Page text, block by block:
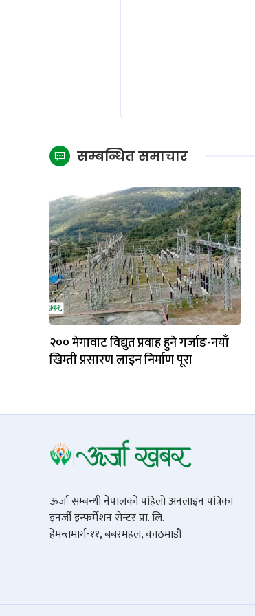
सम्बन्धित समाचार
२०० मेगावाट विद्युत प्रवाह हुने गर्जाङ-नयाँ
खिम्ती प्रसारण लाइन निर्माण पूरा
ऊर्जा सम्बन्धी नेपालको पहिलो अनलाइन पत्रिका
इनर्जी इन्फर्मेशन सेन्टर प्रा. लि.
हेमन्तमार्ग-११, बबरमहल, काठमाडौं